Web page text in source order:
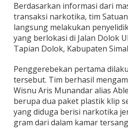
6
6
7
8
G
a
S
a
b
u
Berdasarkan informasi dari
transaksi narkotika, tim
langsung melakukan
yang berlokasi di Jalan Dolok
Tapian Dolok, Kabupaten
Penggerebekan pertama
tersebut. Tim berhasil
Wisnu Aris Munandar alias
berupa dua paket plastik klip
yang diduga berisi narkotika
gram dari dalam kamar